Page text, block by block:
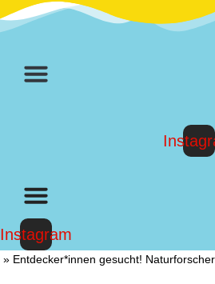
Instagram
» Entdecker*innen gesucht! Naturforscher